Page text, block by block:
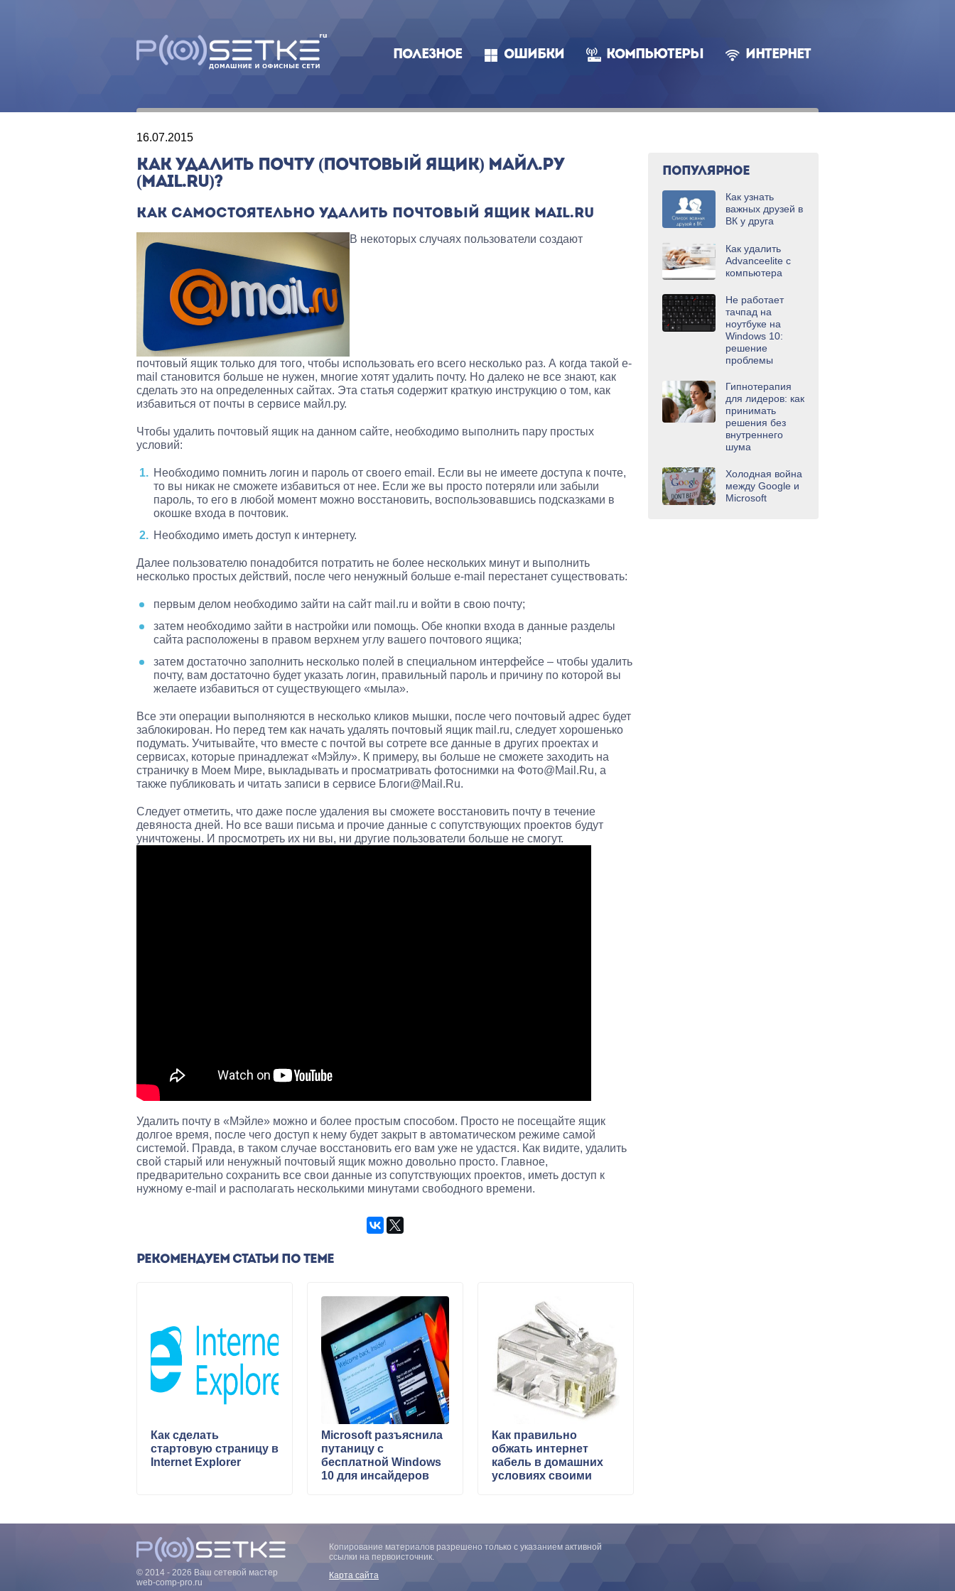
ПОЛЕЗНОЕ ОШИБКИ КОМПЬЮТЕРЫ ИНТЕРНЕТ
16.07.2015
КАК УДАЛИТЬ ПОЧТУ (ПОЧТОВЫЙ ЯЩИК) МАЙЛ.РУ
(MAIL.RU)?
КАК САМОСТОЯТЕЛЬНО УДАЛИТЬ ПОЧТОВЫЙ ЯЩИК MAIL.RU
В некоторых случаях пользователи создают
почтовый ящик только для того, чтобы использовать его всего несколько раз. А когда такой e-
mail становится больше не нужен, многие хотят удалить почту. Но далеко не все знают, как
сделать это на определенных сайтах. Эта статья содержит краткую инструкцию о том, как
избавиться от почты в сервисе майл.ру.
Чтобы удалить почтовый ящик на данном сайте, необходимо выполнить пару простых
условий:
Необходимо помнить логин и пароль от своего email. Если вы не имеете доступа к почте,
то вы никак не сможете избавиться от нее. Если же вы просто потеряли или забыли
пароль, то его в любой момент можно восстановить, воспользовавшись подсказками в
окошке входа в почтовик.
Необходимо иметь доступ к интернету.
Далее пользователю понадобится потратить не более нескольких минут и выполнить
несколько простых действий, после чего ненужный больше e-mail перестанет существовать:
первым делом необходимо зайти на сайт mail.ru и войти в свою почту;
затем необходимо зайти в настройки или помощь. Обе кнопки входа в данные разделы
сайта расположены в правом верхнем углу вашего почтового ящика;
затем достаточно заполнить несколько полей в специальном интерфейсе – чтобы удалить
почту, вам достаточно будет указать логин, правильный пароль и причину по которой вы
желаете избавиться от существующего «мыла».
Все эти операции выполняются в несколько кликов мышки, после чего почтовый адрес будет
заблокирован. Но перед тем как начать удалять почтовый ящик mail.ru, следует хорошенько
подумать. Учитывайте, что вместе с почтой вы сотрете все данные в других проектах и
сервисах, которые принадлежат «Мэйлу». К примеру, вы больше не сможете заходить на
страничку в Моем Мире, выкладывать и просматривать фотоснимки на Фото@Mail.Ru, а
также публиковать и читать записи в сервисе Блоги@Mail.Ru.
Следует отметить, что даже после удаления вы сможете восстановить почту в течение
девяноста дней. Но все ваши письма и прочие данные с сопутствующих проектов будут
уничтожены. И просмотреть их ни вы, ни другие пользователи больше не смогут.
Удалить почту в «Мэйле» можно и более простым способом. Просто не посещайте ящик
долгое время, после чего доступ к нему будет закрыт в автоматическом режиме самой
системой. Правда, в таком случае восстановить его вам уже не удастся. Как видите, удалить
свой старый или ненужный почтовый ящик можно довольно просто. Главное,
предварительно сохранить все свои данные из сопутствующих проектов, иметь доступ к
нужному e-mail и располагать несколькими минутами свободного времени.
РЕКОМЕНДУЕМ СТАТЬИ ПО ТЕМЕ
Как сделать
стартовую страницу в
Internet Explorer
Microsoft разъяснила
путаницу с
бесплатной Windows
10 для инсайдеров
Как правильно
обжать интернет
кабель в домашних
условиях своими
ПОПУЛЯРНОЕ
Как узнать
важных друзей в
ВК у друга
Как удалить
Advanceelite с
компьютера
Не работает
тачпад на
ноутбуке на
Windows 10:
решение
проблемы
Гипнотерапия
для лидеров: как
принимать
решения без
внутреннего
шума
Холодная война
между Google и
Microsoft
© 2014 - 2026 Ваш сетевой мастер
web-comp-pro.ru
Копирование материалов разрешено только с указанием активной
ссылки на первоисточник.
Карта сайта